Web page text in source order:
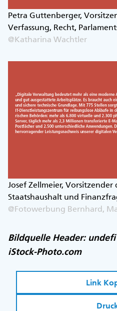
Petra Guttenberger,
Verfassung, Recht,
@Katharina Wachtler
Josef Zellmeier, Vorsitzender
Staatshaushalt und
@Fotowerbung Bernhard,
Bildquelle Header:
iStock-Photo.com
Link